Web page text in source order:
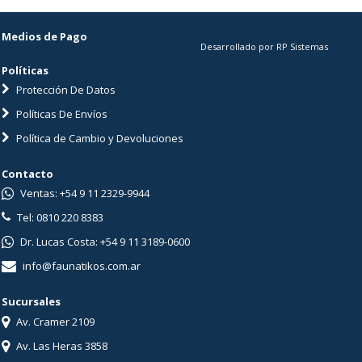
Medios de Pago
Políticas
Protección De Datos
Políticas De Envíos
Política de Cambio y Devoluciones
Desarrollado por RP Sistemas
Contacto
Ventas: +54 9 11 2329-9944
Tel: 0810 220 8383
Dr. Lucas Costa: +54 9 11 3189-0600
info@faunatikos.com.ar
Sucursales
Av. Cramer 2109
Av. Las Heras 3858